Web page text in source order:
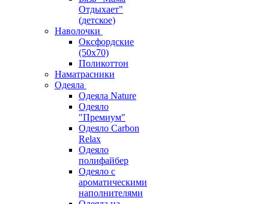
Отдыхает"
(детское)
Наволочки
Оксфордские
(50х70)
Поликоттон
Наматрасники
Одеяла
Одеяла Nature
Одеяло
"Премиум"
Одеяло Carbon
Relax
Одеяло
полифайбер
Одеяло с
ароматическими
наполнителями